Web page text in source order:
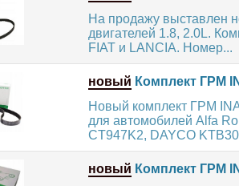
На продажу выставлен
двигателей 1.8, 2.0L.
FIAT и LANCIA. Номер...
новый Комплект ГРМ
Новый комплект ГРМ
для автомобилей Alfa
CT947K2, DAYCO
новый Комплект ГРМ